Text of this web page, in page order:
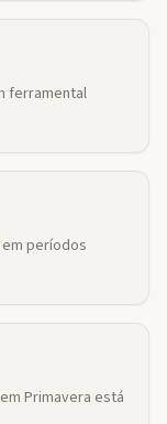
ferramental
períodos
Primavera está